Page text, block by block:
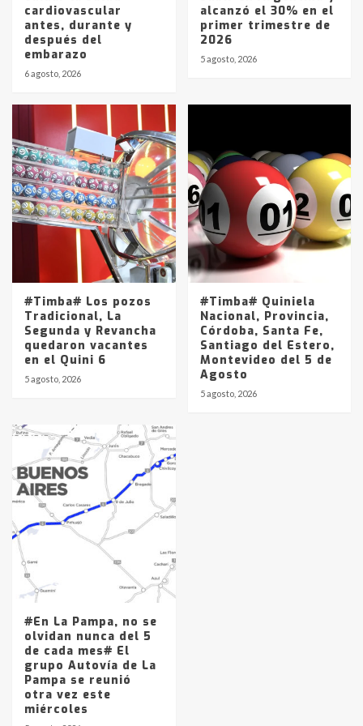
cardiovascular
antes, durante y
después del
embarazo
6 agosto, 2026
alcanzó el 30% en el
primer trimestre de
2026
5 agosto, 2026
#Timba# Los pozos
Tradicional, La
Segunda y Revancha
quedaron vacantes
en el Quini 6
5 agosto, 2026
#Timba# Quiniela
Nacional, Provincia,
Córdoba, Santa Fe,
Santiago del Estero,
Montevideo del 5 de
Agosto
5 agosto, 2026
#En La Pampa, no se
olvidan nunca del 5
de cada mes# El
grupo Autovía de La
Pampa se reunió
otra vez este
miércoles